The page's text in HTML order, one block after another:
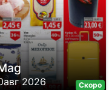
Скоро
2026